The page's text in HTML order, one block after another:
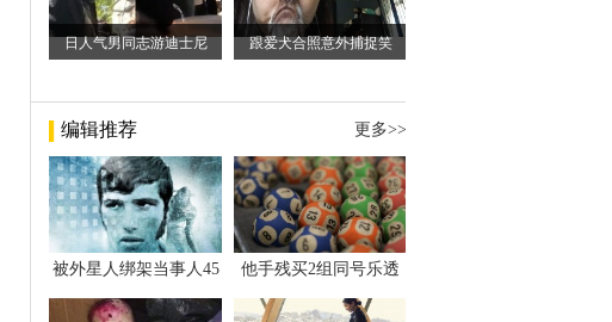
日人气男同志游迪士尼 跟爱犬合照意外捕捉笑
编辑推荐 更多>>
被外星人绑架当事人45
斯卡古拉事件
他手残买2组同号乐透
万